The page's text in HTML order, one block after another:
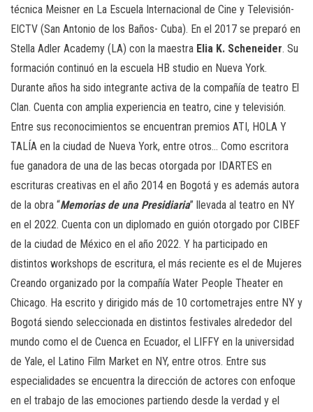
técnica Meisner en La Escuela Internacional de Cine y Televisión-
EICTV (San Antonio de los Baños- Cuba). En el 2017 se preparó en
Stella Adler Academy (LA) con la maestra Elia K. Scheneider. Su
formación continuó en la escuela HB studio en Nueva York.
Durante años ha sido integrante activa de la compañía de teatro El
Clan. Cuenta con amplia experiencia en teatro, cine y televisión.
Entre sus reconocimientos se encuentran premios ATI, HOLA Y
TALÍA en la ciudad de Nueva York, entre otros… Como escritora
fue ganadora de una de las becas otorgada por IDARTES en
escrituras creativas en el año 2014 en Bogotá y es además autora
de la obra “Memorias de una Presidiaria” llevada al teatro en NY
en el 2022. Cuenta con un diplomado en guión otorgado por CIBEF
de la ciudad de México en el año 2022. Y ha participado en
distintos workshops de escritura, el más reciente es el de Mujeres
Creando organizado por la compañía Water People Theater en
Chicago. Ha escrito y dirigido más de 10 cortometrajes entre NY y
Bogotá siendo seleccionada en distintos festivales alrededor del
mundo como el de Cuenca en Ecuador, el LIFFY en la universidad
de Yale, el Latino Film Market en NY, entre otros. Entre sus
especialidades se encuentra la dirección de actores con enfoque
en el trabajo de las emociones partiendo desde la verdad y el